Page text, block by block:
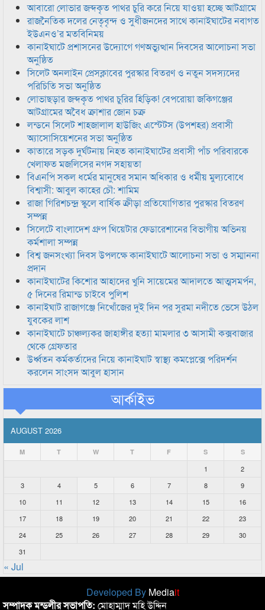
আবারো লোভার জব্দকৃত পাথর চুরি করে নিয়ে যাওয়া হচ্ছে আটগ্রামে
রাজনৈতিক দলের নেতৃবৃন্দ ও সুধীজনদের সাথে কানাইঘাটের নবাগত
ইউএনও’র মতবিনিময়
কানাইঘাটে প্রশাসনের উদ্যোগে গণঅভ্যুত্থান দিবসের আলোচনা সভা
অনুষ্ঠিত
সিলেট অনলাইন প্রেসক্লাবের পুরস্কার বিতরণ ও নতুন সদস্যদের
পরিচিতি সভা অনুষ্ঠিত
লোভাছড়ার জব্দকৃত পাথর চুরির হিড়িক! বেপরোয়া জকিগঞ্জের
আটগ্রামের অবৈধ ক্রাশার জোন চক্র
লন্ডনে সিলেট শাহজালাল হাউজিং এস্টেটস (উপশহর) প্রবাসী
অ্যাসোসিয়েশনের সভা অনুষ্ঠিত
কাতারে সড়ক দুর্ঘটনায় নিহত কানাইঘাটের প্রবাসী পাঁচ পরিবারকে
খেলাফত মজলিসের নগদ সহায়তা
বিএনপি সকল ধর্মের মানুষের সমান অধিকার ও ধর্মীয় মুল্যবোধে
বিশ্বাসী: আবুল কাহের চৌ: শামিম
রাজা গিরিশচন্দ্র স্কুলে বার্ষিক ক্রীড়া প্রতিযোগিতার পুরস্কার বিতরণ
সম্পন্ন
সিলেটে বাংলাদেশ গ্রুপ থিয়েটার ফেডারেশানের বিভাগীয় অভিনয়
কর্মশালা সম্পন্ন
বিশ্ব জনসংখ্যা দিবস উপলক্ষে কানাইঘাটে আলোচনা সভা ও সম্মাননা
প্রদান
কানাইঘাটের কিশোর আহাদের খুনি সায়েমের আদালতে আত্মসমর্পন,
৫ দিনের রিমান্ড চাইবে পুলিশ
কানাইঘাট রাজাগঞ্জে নিখোঁজের দুই দিন পর সুরমা নদীতে ভেসে উঠল
যুবকের লাশ
কানাইঘাটে চাঞ্চল্যকর জাহাঙ্গীর হত্যা মামলার ৩ আসামী কক্সবাজার
থেকে গ্রেফতার
উর্ধ্বতন কর্মকর্তাদের নিয়ে কানাইঘাট স্বাস্থ্য কমপ্লেক্সে পরিদর্শন
করলেন সাংসদ আবুল হাসান
আর্কাইভ
AUGUST 2026
M T W T F S S
1
2
3
4 5 6 7 8
9
10
11 12 13 14 15
16
17
18 19 20 21 22
23
24
25 26 27 28 29
30
31
« Jul
Developed By Mediait
সম্পাদক মন্ডলীর সভাপতি: মোহাম্মাদ মহি উদ্দিন